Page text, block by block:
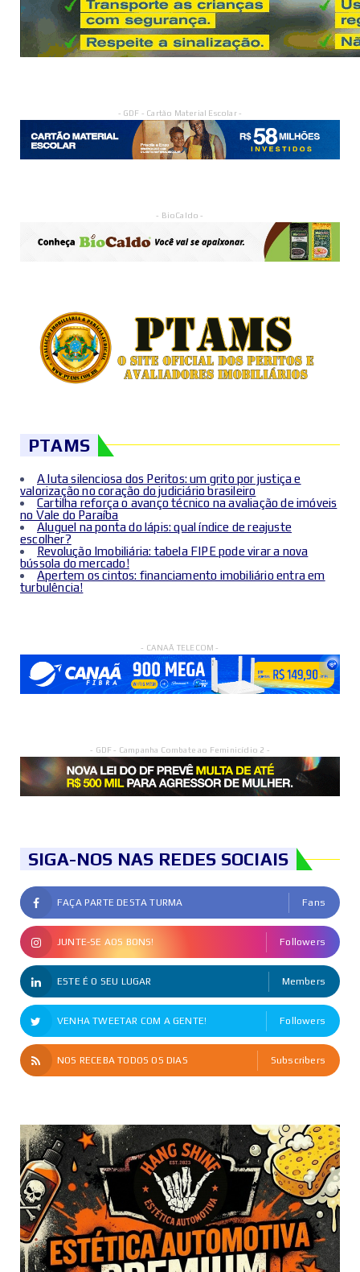
- GDF - Cartão Material Escolar -
- BioCaldo -
PTAMS
A luta silenciosa dos Peritos: um grito por justiça e
valorização no coração do judiciário brasileiro
Cartilha reforça o avanço técnico na avaliação de imóveis
no Vale do Paraíba
Aluguel na ponta do lápis: qual índice de reajuste
escolher?
Revolução Imobiliária: tabela FIPE pode virar a nova
bússola do mercado!
Apertem os cintos: financiamento imobiliário entra em
turbulência!
- CANAÃ TELECOM -
- GDF - Campanha Combate ao Feminicídio 2 -
SIGA-NOS NAS REDES SOCIAIS
FAÇA PARTE DESTA TURMA Fans
JUNTE-SE AOS BONS! Followers
ESTE É O SEU LUGAR Members
VENHA TWEETAR COM A GENTE! Followers
NOS RECEBA TODOS OS DIAS Subscribers